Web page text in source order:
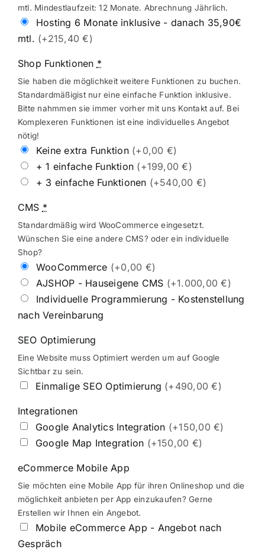
mtl. Mindestlaufzeit: 12 Monate. Abrechnung Jährlich.
Hosting 6 Monate inklusive - danach 35,90€
mtl. (+215,40 €)
Shop Funktionen *
Sie haben die möglichkeit weitere Funktionen zu buchen.
Standardmäßigist nur eine einfache Funktion inklusive.
Bitte nahmmen sie immer vorher mit uns Kontakt auf. Bei
Komplexeren Funktionen ist eine individuelles Angebot
nötig!
Keine extra Funktion (+0,00 €)
+ 1 einfache Funktion (+199,00 €)
+ 3 einfache Funktionen (+540,00 €)
CMS *
Standardmäßig wird WooCommerce eingesetzt.
Wünschen Sie eine andere CMS? oder ein individuelle
Shop?
WooCommerce (+0,00 €)
AJSHOP - Hauseigene CMS (+1.000,00 €)
Individuelle Programmierung - Kostenstellung
nach Vereinbarung
SEO Optimierung
Eine Website muss Optimiert werden um auf Google
Sichtbar zu sein.
Einmalige SEO Optimierung (+490,00 €)
Integrationen
Google Analytics Integration (+150,00 €)
Google Map Integration (+150,00 €)
eCommerce Mobile App
Sie möchten eine Mobile App für ihren Onlineshop und die
möglichkeit anbieten per App einzukaufen? Gerne
Erstellen wir Ihnen ein Angebot.
Mobile eCommerce App - Angebot nach
Gespräch